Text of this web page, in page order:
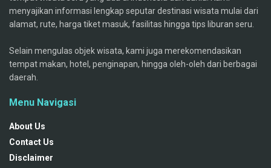
menyajikan informasi lengkap seputar destinasi wisata mulai dari
alamat, rute, harga tiket masuk, fasilitas hingga tips liburan seru.
Selain mengulas objek wisata, kami juga merekomendasikan
tempat makan, hotel, penginapan, hingga oleh-oleh dari berbagai
daerah.
Menu Navigasi
About Us
Contact Us
Disclaimer